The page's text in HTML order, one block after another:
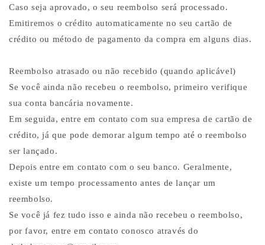
Caso seja aprovado, o seu reembolso será processado.
Emitiremos o crédito automaticamente no seu cartão de
crédito ou método de pagamento da compra em alguns dias.
Reembolso atrasado ou não recebido (quando aplicável)
Se você ainda não recebeu o reembolso, primeiro verifique
sua conta bancária novamente.
Em seguida, entre em contato com sua empresa de cartão de
crédito, já que pode demorar algum tempo até o reembolso
ser lançado.
Depois entre em contato com o seu banco. Geralmente,
existe um tempo processamento antes de lançar um
reembolso.
Se você já fez tudo isso e ainda não recebeu o reembolso,
por favor, entre em contato conosco através do